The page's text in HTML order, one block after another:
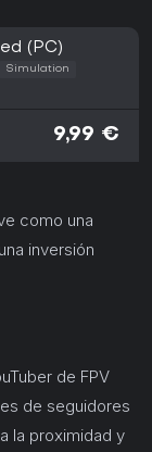
(PC)
Simulation
9,99 €
como una
inversión
de FPV
de seguidores
la proximidad y